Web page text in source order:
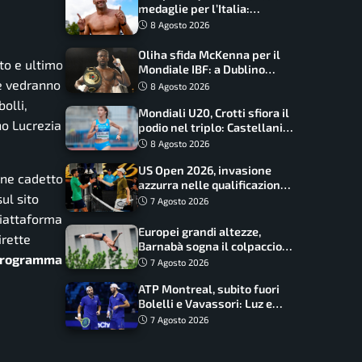
e ultimo
vedranno
Lucrezia
cadetto
sito
medaglie per l’Italia:
Paltrinieri guida la staffetta,
grandi altezze
8 Agosto 2026
Oliha sfida McKenna per il
Mondiale IBF: a Dublino
serve l’impresa nella tana
8 Agosto 2026
Mondiali U20, Crotti sfiora il
podio nel triplo: Castellani
da record, Succo in finale
8 Agosto 2026
US Open 2026, invasione
azzurra nelle qualificazioni:
17 italiani a caccia del main
7 Agosto 2026
Europei grandi altezze,
Barnabà sogna il colpaccio:
è leader a metà gara, Baraldi
7 Agosto 2026
ATP Montreal, subito fuori
Bolelli e Vavassori: Luz e
Matos fermano gli azzurri
7 Agosto 2026